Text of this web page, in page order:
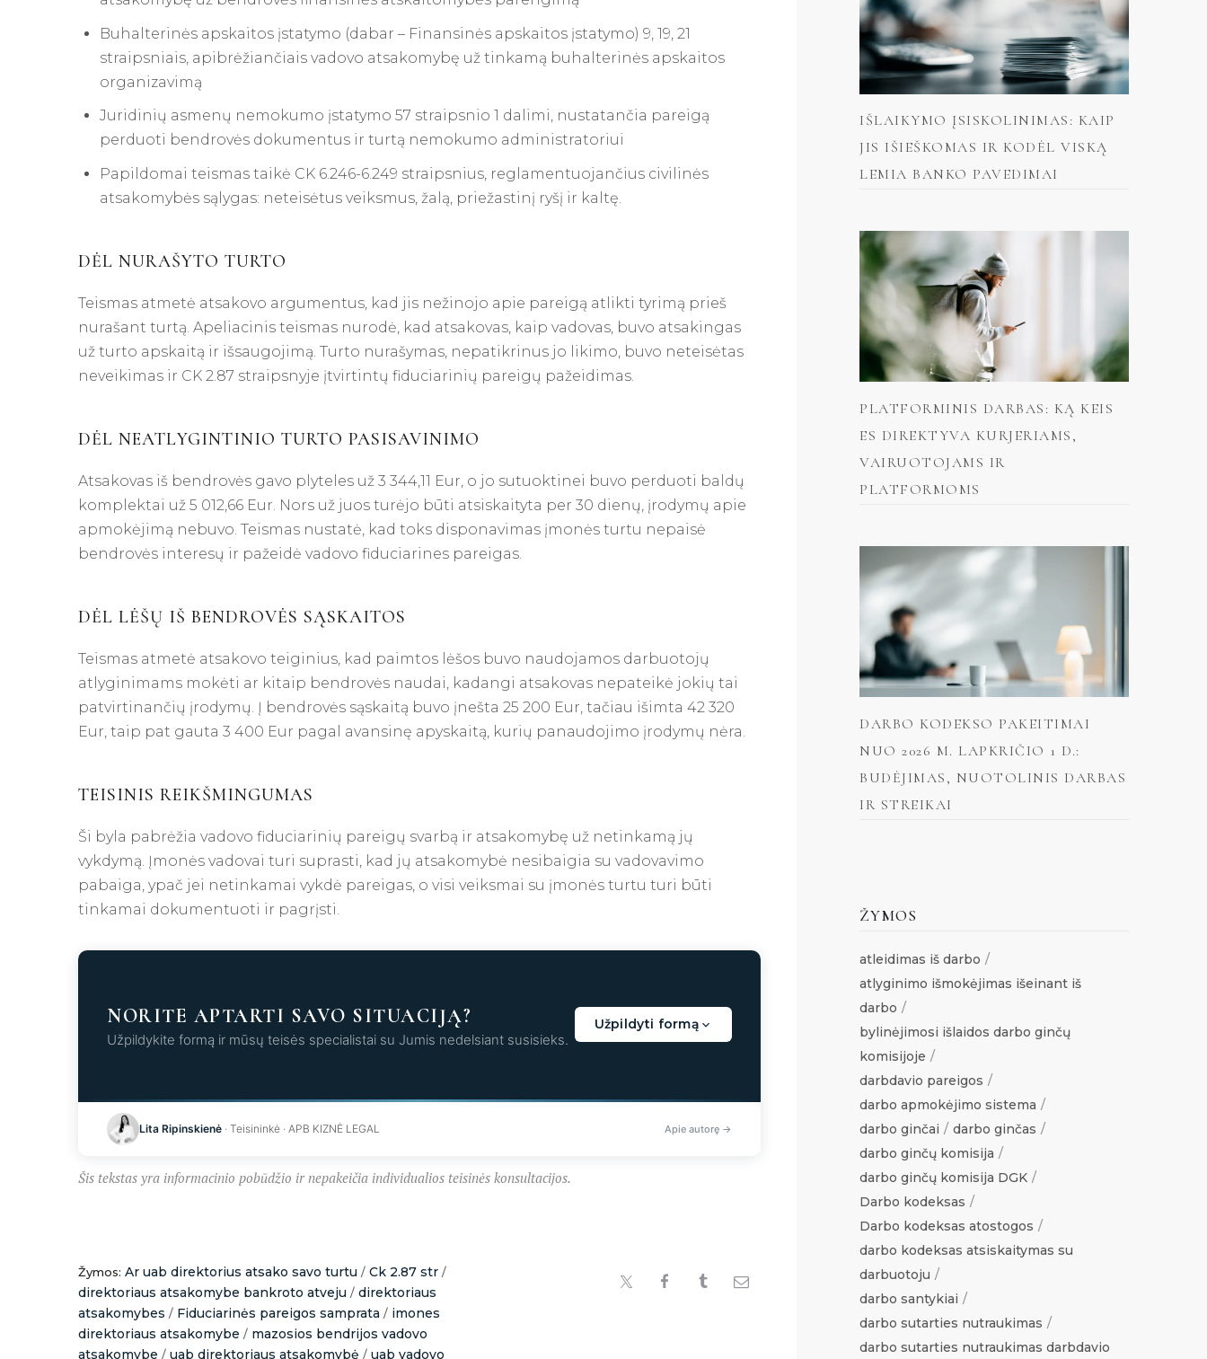
Buhalterinės apskaitos įstatymo (dabar – Finansinės apskaitos įstatymo) 9, 19, 21
straipsniais, apibrėžiančiais vadovo atsakomybę už tinkamą buhalterinės apskaitos
organizavimą
Juridinių asmenų nemokumo įstatymo 57 straipsnio 1 dalimi, nustatančia pareigą
perduoti bendrovės dokumentus ir turtą nemokumo administratoriui
Papildomai teismas taikė CK 6.246-6.249 straipsnius, reglamentuojančius civilinės
atsakomybės sąlygas: neteisėtus veiksmus, žalą, priežastinį ryšį ir kaltę.
DĖL NURAŠYTO TURTO
Teismas atmetė atsakovo argumentus, kad jis nežinojo apie pareigą atlikti tyrimą prieš
nurašant turtą. Apeliacinis teismas nurodė, kad atsakovas, kaip vadovas, buvo atsakingas
už turto apskaitą ir išsaugojimą. Turto nurašymas, nepatikrinus jo likimo, buvo neteisėtas
neveikimas ir CK 2.87 straipsnyje įtvirtintų fiduciarinių pareigų pažeidimas.
DĖL NEATLYGINTINIO TURTO PASISAVINIMO
Atsakovas iš bendrovės gavo plyteles už 3 344,11 Eur, o jo sutuoktinei buvo perduoti baldų
komplektai už 5 012,66 Eur. Nors už juos turėjo būti atsiskaityta per 30 dienų, įrodymų apie
apmokėjimą nebuvo. Teismas nustatė, kad toks disponavimas įmonės turtu nepaisė
bendrovės interesų ir pažeidė vadovo fiduciarines pareigas.
DĖL LĖŠŲ IŠ BENDROVĖS SĄSKAITOS
Teismas atmetė atsakovo teiginius, kad paimtos lėšos buvo naudojamos darbuotojų
atlyginimams mokėti ar kitaip bendrovės naudai, kadangi atsakovas nepateikė jokių tai
patvirtinančių įrodymų. Į bendrovės sąskaitą buvo įnešta 25 200 Eur, tačiau išimta 42 320
Eur, taip pat gauta 3 400 Eur pagal avansinę apyskaitą, kurių panaudojimo įrodymų nėra.
TEISINIS REIKŠMINGUMAS
Ši byla pabrėžia vadovo fiduciarinių pareigų svarbą ir atsakomybę už netinkamą jų
vykdymą. Įmonės vadovai turi suprasti, kad jų atsakomybė nesibaigia su vadovavimo
pabaiga, ypač jei netinkamai vykdė pareigas, o visi veiksmai su įmonės turtu turi būti
tinkamai dokumentuoti ir pagrįsti.
NORITE APTARTI SAVO SITUACIJĄ?
Užpildykite formą ir mūsų teisės specialistai su Jumis nedelsiant susisieks.
Užpildyti formą
Lita Ripinskienė · Teisininkė · APB KIZNĖ LEGAL Apie autorę →
Šis tekstas yra informacinio pobūdžio ir nepakeičia individualios teisinės konsultacijos.
Žymos: Ar uab direktorius atsako savo turtu / Ck 2.87 str /
direktoriaus atsakomybe bankroto atveju / direktoriaus
atsakomybes / Fiduciarinės pareigos samprata / imones
direktoriaus atsakomybe / mazosios bendrijos vadovo
atsakomybe / uab direktoriaus atsakomybė / uab vadovo
IŠLAIKYMO ĮSISKOLINIMAS: KAIP
JIS IŠIEŠKOMAS IR KODĖL VISKĄ
LEMIA BANKO PAVEDIMAI
PLATFORMINIS DARBAS: KĄ KEIS
ES DIREKTYVA KURJERIAMS,
VAIRUOTOJAMS IR
PLATFORMOMS
DARBO KODEKSO PAKEITIMAI
NUO 2026 M. LAPKRIČIO 1 D.:
BUDĖJIMAS, NUOTOLINIS DARBAS
IR STREIKAI
ŽYMOS
atleidimas iš darbo
atlyginimo išmokėjimas išeinant iš
darbo
bylinėjimosi išlaidos darbo ginčų
komisijoje
darbdavio pareigos
darbo apmokėjimo sistema
darbo ginčai
darbo ginčas
darbo ginčų komisija
darbo ginčų komisija DGK
Darbo kodeksas
Darbo kodeksas atostogos
darbo kodeksas atsiskaitymas su
darbuotoju
darbo santykiai
darbo sutarties nutraukimas
darbo sutarties nutraukimas darbdavio